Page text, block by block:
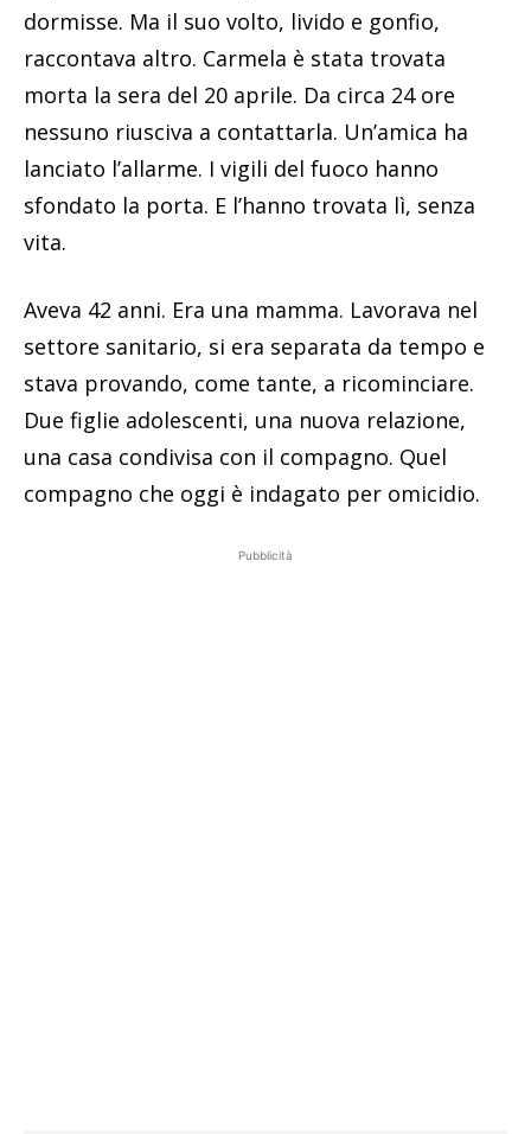
dormisse. Ma il suo volto, livido e gonfio,
raccontava altro. Carmela è stata trovata
morta la sera del 20 aprile. Da circa 24 ore
nessuno riusciva a contattarla. Un’amica ha
lanciato l’allarme. I vigili del fuoco hanno
sfondato la porta. E l’hanno trovata lì, senza
vita.
Aveva 42 anni. Era una mamma. Lavorava nel
settore sanitario, si era separata da tempo e
stava provando, come tante, a ricominciare.
Due figlie adolescenti, una nuova relazione,
una casa condivisa con il compagno. Quel
compagno che oggi è indagato per omicidio.
Pubblicità